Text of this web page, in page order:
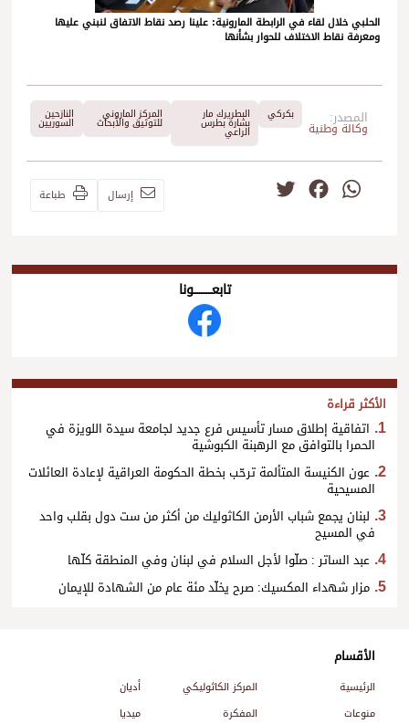
الحلبي خلال لقاء في الرابطة المارونية: علينا رصد نقاط الاتفاق لنبني عليها
ومعرفة نقاط الاختلاف للحوار بشأنها
المصدر:
وكالة وطنية
بكركي البطريرك مار
بشارة بطرس
الراعي
المركز الماروني
للتوثيق والأبحاث
النازحين
السوريين
WhatsApp
Facebook إرسال طباعة
تابعــــــــــونا
الأكثر قراءة
اتفاقية إطلاق مسار تأسيس فرع جديد لجامعة سيدة اللويزة في
الحمرا بالتوافق مع الرهبنة الكبوشية
عون الكنيسة المتألمة ترحّب بخطة الحكومة العراقية لإعادة العائلات
المسيحية
لبنان يجمع شباب الأرمن الكاثوليك من أكثر من ست دول بقلب واحد
في المسيح
عبد الساتر : صلّوا لأجل السلام في لبنان وفي المنطقة كلّها
مزار شهداء المكسيك: صرح يخلّد مئة عام من الشهادة للإيمان
الأقسام
الرئيسية المركز الكاثوليكي
أديان
منوعات
المفكرة
ميديا